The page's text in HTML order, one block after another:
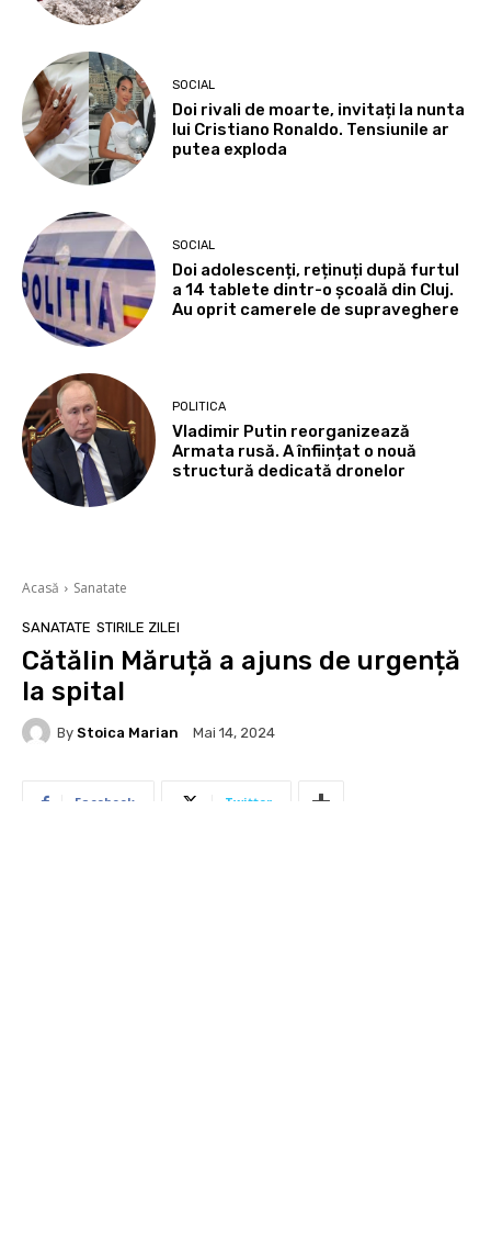
SOCIAL
Doi rivali de moarte, invitați la nunta
lui Cristiano Ronaldo. Tensiunile ar
putea exploda
SOCIAL
Doi adolescenți, reținuți după furtul
a 14 tablete dintr-o școală din Cluj.
Au oprit camerele de supraveghere
POLITICA
Vladimir Putin reorganizează
Armata rusă. A înființat o nouă
structură dedicată dronelor